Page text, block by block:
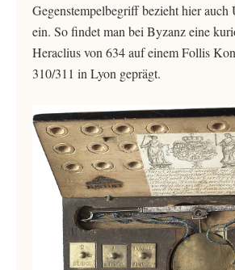
Gegenstempelbegriff bezieht hier auch
ein. So findet man bei Byzanz eine
Heraclius von 634 auf einem Follis
310/311 in Lyon geprägt.